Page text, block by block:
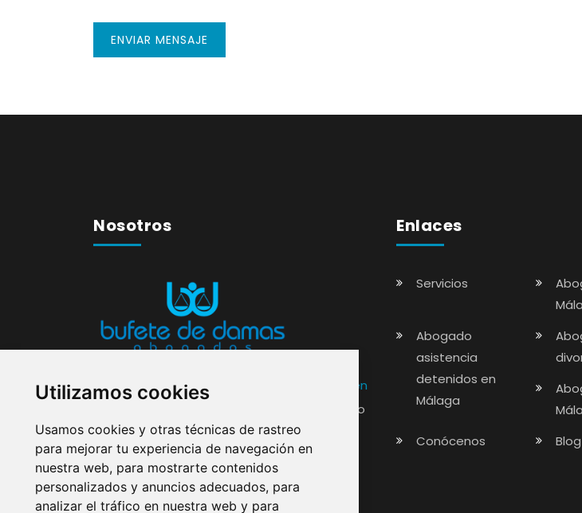
Utilizamos cookies
Usamos cookies y otras técnicas de rastreo
para mejorar tu experiencia de navegación en
nuestra web, para mostrarte contenidos
personalizados y anuncios adecuados, para
analizar el tráfico en nuestra web y para
ENVIAR MENSAJE
Nosotros
Bufete de Damas: Despacho de
abogados en
con una larga experiencia en derecho
civil, penal, laboral, mercantil, malos tratos,
administrativo, etc. Ofrecemos un abogado
de guardia 24 horas para los casos de
urgencia.
Enlaces
Servicios
Abogado
asistencia
detenidos en
Málaga
Conócenos
Blog